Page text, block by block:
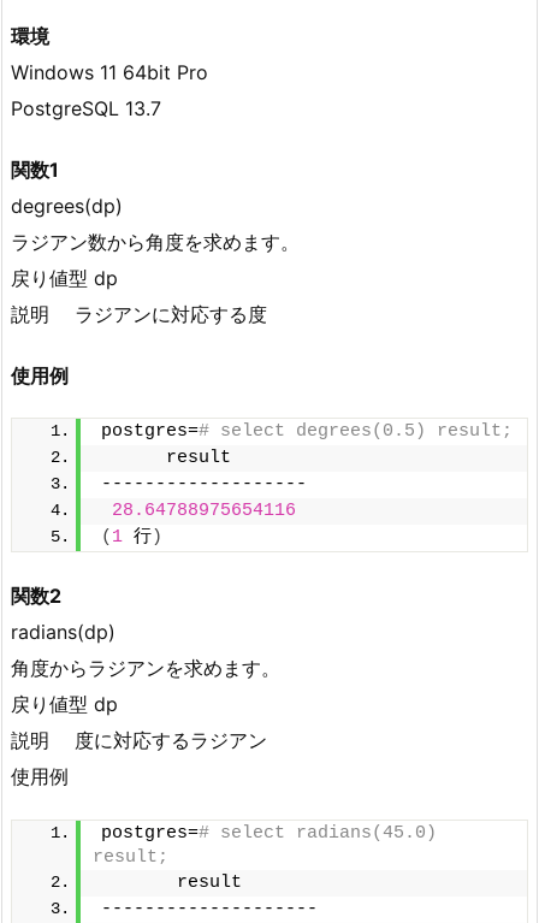
環境
Windows 11 64bit Pro
PostgreSQL 13.7
関数1
degrees(dp)
ラジアン数から角度を求めます。
戻り値型 dp
説明 ラジアンに対応する度
使用例
postgres=# select degrees(0.5) result;
      result
-------------------
28.64788975654116
( 1 行)
関数2
radians(dp)
角度からラジアンを求めます。
戻り値型 dp
説明 度に対応するラジアン
使用例
postgres=# select radians(45.0)
result;
       result
--------------------